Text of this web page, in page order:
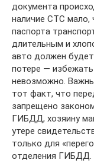
документа
наличие СТС мало,
паспорта
длительным и
авто должен
потере —
невозможно.
тот факт, что
запрещено
ГИБДД, хозяину
утере
только для
отделения ГИБДД.